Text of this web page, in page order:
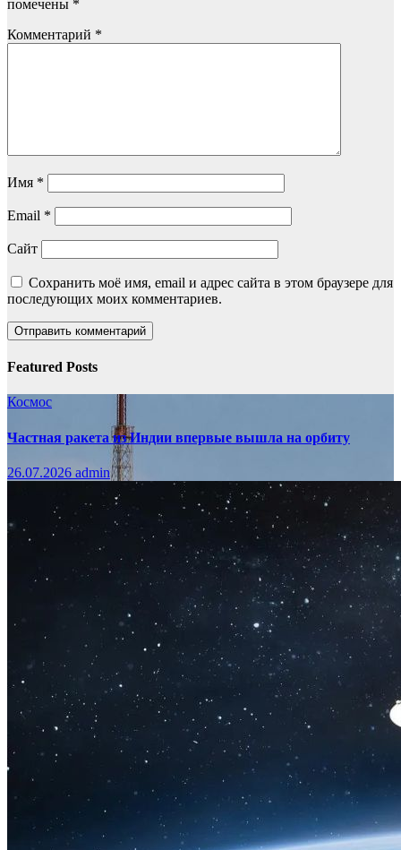
помечены *
Комментарий *
Имя *
Email *
Сайт
Сохранить моё имя, email и адрес сайта в этом браузере для
последующих моих комментариев.
Featured Posts
Космос
Частная ракета из Индии впервые вышла на орбиту
26.07.2026 admin